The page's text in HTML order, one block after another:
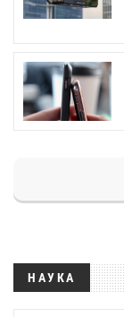
НАУКА